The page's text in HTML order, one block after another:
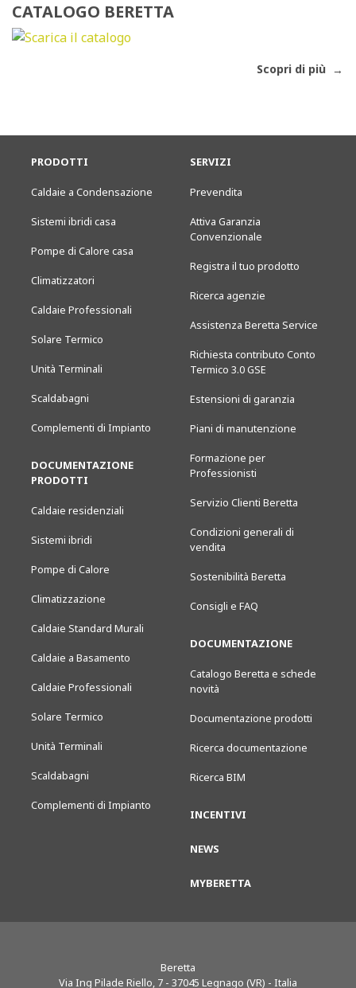
CATALOGO BERETTA
Scopri di più
PRODOTTI
Caldaie a Condensazione
Sistemi ibridi casa
Pompe di Calore casa
Climatizzatori
Caldaie Professionali
Solare Termico
Unità Terminali
Scaldabagni
Complementi di Impianto
DOCUMENTAZIONE
PRODOTTI
Caldaie residenziali
Sistemi ibridi
Pompe di Calore
Climatizzazione
Caldaie Standard Murali
Caldaie a Basamento
Caldaie Professionali
Solare Termico
Unità Terminali
Scaldabagni
Complementi di Impianto
SERVIZI
Prevendita
Attiva Garanzia
Convenzionale
Registra il tuo prodotto
Ricerca agenzie
Assistenza Beretta Service
Richiesta contributo Conto
Termico 3.0 GSE
Estensioni di garanzia
Piani di manutenzione
Formazione per
Professionisti
Servizio Clienti Beretta
Condizioni generali di
vendita
Sostenibilità Beretta
Consigli e FAQ
DOCUMENTAZIONE
Catalogo Beretta e schede
novità
Documentazione prodotti
Ricerca documentazione
Ricerca BIM
INCENTIVI
NEWS
MYBERETTA
Beretta
Via Ing Pilade Riello, 7 - 37045 Legnago (VR) - Italia